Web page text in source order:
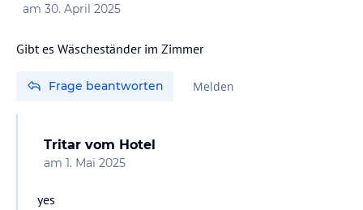
am 30. April 2025
Gibt es Wäscheständer im Zimmer
Frage beantworten Melden
Tritar vom Hotel
am 1. Mai 2025
yes